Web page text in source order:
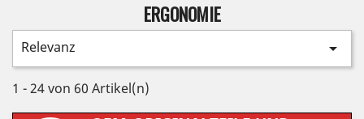
ERGONOMIE
Relevanz 
1 - 24 von 60 Artikel(n)